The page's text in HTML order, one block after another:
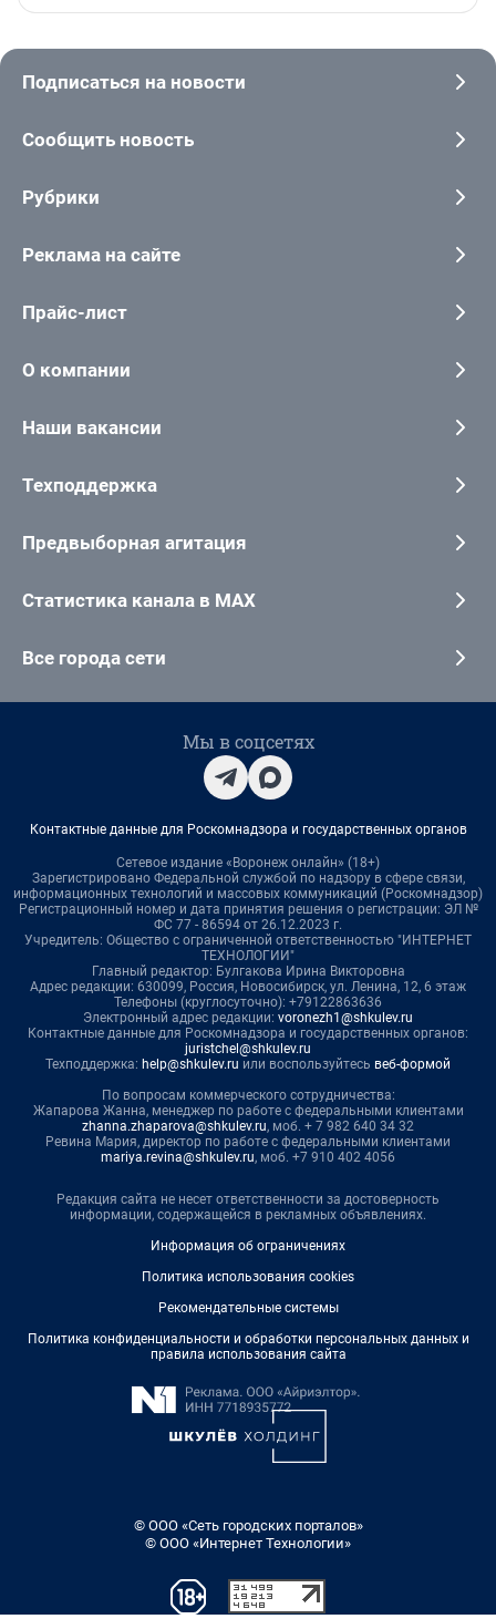
Подписаться на новости
Сообщить новость
Рубрики
Реклама на сайте
Прайс-лист
О компании
Наши вакансии
Техподдержка
Предвыборная агитация
Статистика канала в MAX
Все города сети
Мы в соцсетях
Контактные данные для Роскомнадзора и государственных органов
Сетевое издание «Воронеж онлайн» (18+)
Зарегистрировано Федеральной службой по надзору в сфере связи,
информационных технологий и массовых коммуникаций (Роскомнадзор)
Регистрационный номер и дата принятия решения о регистрации: ЭЛ №
ФС 77 - 86594 от 26.12.2023 г.
Учредитель: Общество с ограниченной ответственностью "ИНТЕРНЕТ
ТЕХНОЛОГИИ"
Главный редактор: Булгакова Ирина Викторовна
Адрес редакции: 630099, Россия, Новосибирск, ул. Ленина, 12, 6 этаж
Телефоны (круглосуточно): +79122863636
Электронный адрес редакции: voronezh1@shkulev.ru
Контактные данные для Роскомнадзора и государственных органов:
juristchel@shkulev.ru
Техподдержка: help@shkulev.ru или воспользуйтесь веб-формой
По вопросам коммерческого сотрудничества:
Жапарова Жанна, менеджер по работе с федеральными клиентами
zhanna.zhaparova@shkulev.ru, моб. + 7 982 640 34 32
Ревина Мария, директор по работе с федеральными клиентами
mariya.revina@shkulev.ru, моб. +7 910 402 4056
Редакция сайта не несет ответственности за достоверность
информации, содержащейся в рекламных объявлениях.
Информация об ограничениях
Политика использования cookies
Рекомендательные системы
Политика конфиденциальности и обработки персональных данных и
правила использования сайта
© ООО «Сеть городских порталов»
© ООО «Интернет Технологии»